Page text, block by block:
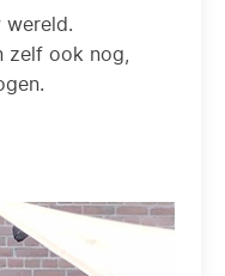
wereld.
zelf ook nog,